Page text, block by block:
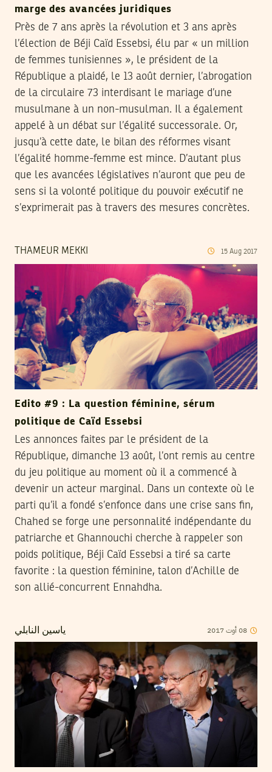
marge des avancées juridiques
Près de 7 ans après la révolution et 3 ans après
l’élection de Béji Caïd Essebsi, élu par « un million
de femmes tunisiennes », le président de la
République a plaidé, le 13 août dernier, l’abrogation
de la circulaire 73 interdisant le mariage d’une
musulmane à un non-musulman. Il a également
appelé à un débat sur l’égalité successorale. Or,
jusqu’à cette date, le bilan des réformes visant
l’égalité homme-femme est mince. D’autant plus
que les avancées législatives n’auront que peu de
sens si la volonté politique du pouvoir exécutif ne
s’exprimerait pas à travers des mesures concrètes.
THAMEUR MEKKI 15 Aug 2017
Edito #9 : La question féminine, sérum
politique de Caïd Essebsi
Les annonces faites par le président de la
République, dimanche 13 août, l’ont remis au centre
du jeu politique au moment où il a commencé à
devenir un acteur marginal. Dans un contexte où le
parti qu’il a fondé s’enfonce dans une crise sans fin,
Chahed se forge une personnalité indépendante du
patriarche et Ghannouchi cherche à rappeler son
poids politique, Béji Caïd Essebsi a tiré sa carte
favorite : la question féminine, talon d’Achille de
son allié-concurrent Ennahdha.
ياسين النابلي 08أوت2017